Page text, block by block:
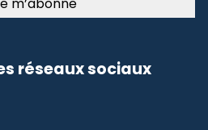
réseaux sociaux